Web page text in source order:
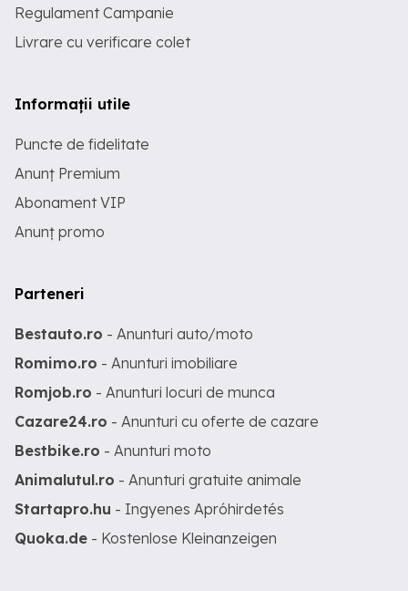
Regulament Campanie
Livrare cu verificare colet
Informații utile
Puncte de fidelitate
Anunț Premium
Abonament VIP
Anunț promo
Parteneri
Bestauto.ro - Anunturi auto/moto
Romimo.ro - Anunturi imobiliare
Romjob.ro - Anunturi locuri de munca
Cazare24.ro - Anunturi cu oferte de cazare
Bestbike.ro - Anunturi moto
Animalutul.ro - Anunturi gratuite animale
Startapro.hu - Ingyenes Apróhirdetés
Quoka.de - Kostenlose Kleinanzeigen